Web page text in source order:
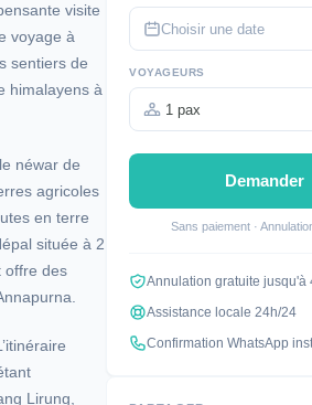
visite
voyage à
sentiers de
himalayens à
néwar de
agricoles
en terre
située à 2
offre des
Lirung,
VOYAGEURS
Demander
Sans paiement ·
Annulation gratuite jusqu'à
Assistance locale 24h/24
Confirmation WhatsApp